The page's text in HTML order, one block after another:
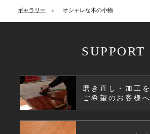
ギャラリー オシャレな木の小物
SUPPORT
磨き直し・加工を
ご希望のお客様へ